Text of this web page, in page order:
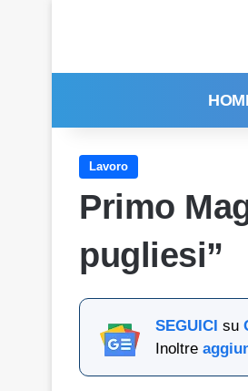
Lavoro
Primo
pugliesi”
SEGUICI su
Inoltre